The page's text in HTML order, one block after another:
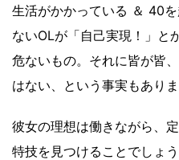
生活がかかっている ＆ 40
ないOLが「自己実現！」と
危ないもの。それに皆が皆
はない、という事実もありま
彼女の理想は働きながら、
特技を見つけることでしょ